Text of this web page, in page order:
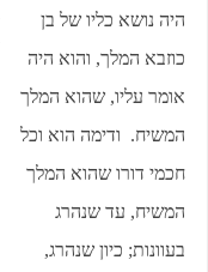
היה נושא כליו של בן
כוזבא המלך, והוא היה
אומר עליו, שהוא המלך
המשיח. ודימה הוא וכל
חכמי דורו שהוא המלך
המשיח, עד שנהרג
בעוונות; כיון שנהרג,